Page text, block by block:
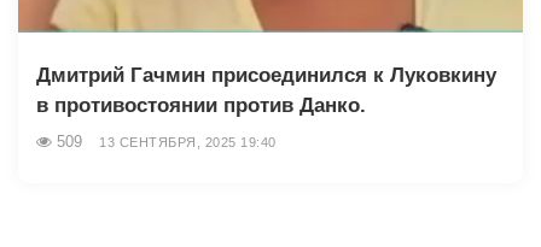
Дмитрий Гачмин присоединился к Луковкину
в противостоянии против Данко.
509 13 СЕНТЯБРЯ, 2025 19:40